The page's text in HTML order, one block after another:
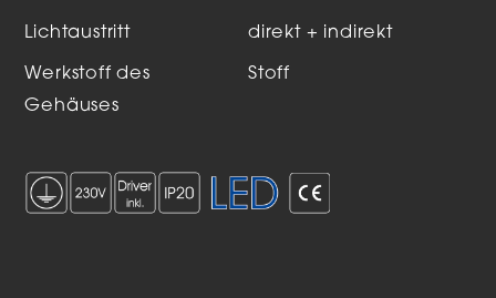
Lichtaustritt direkt + indirekt
Werkstoff des
Gehäuses
Stoff